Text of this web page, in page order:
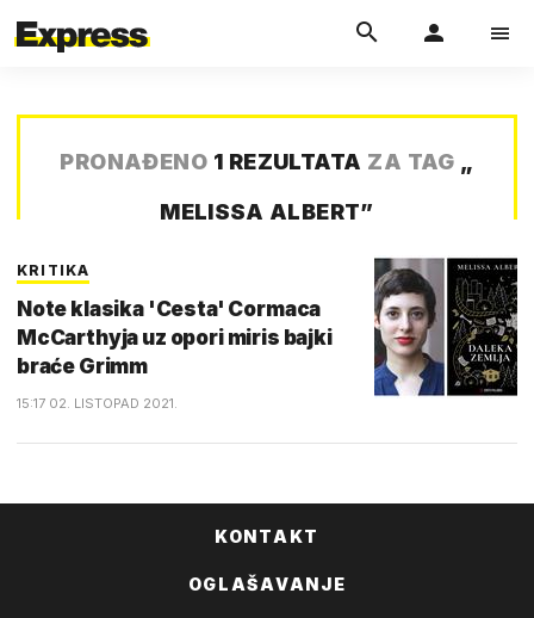
PRONAĐENO 1 REZULTATA ZA TAG „
MELISSA ALBERT”
KRITIKA
Note klasika 'Cesta' Cormaca
McCarthyja uz opori miris bajki
braće Grimm
15:17 02. LISTOPAD 2021.
KONTAKT
OGLAŠAVANJE